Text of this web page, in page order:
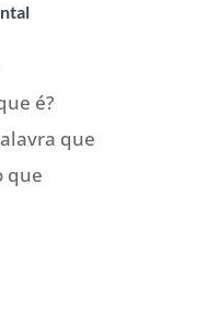
é?
que
que